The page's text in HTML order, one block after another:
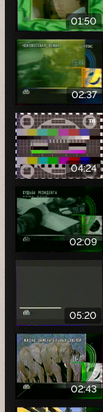
01:50
02:37
04:24
02:09
05:20
02:43